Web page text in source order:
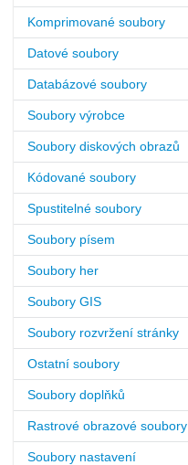
Komprimované soubory
Datové soubory
Databázové soubory
Soubory výrobce
Soubory diskových obrazů
Kódované soubory
Spustitelné soubory
Soubory písem
Soubory her
Soubory GIS
Soubory rozvržení stránky
Ostatní soubory
Soubory doplňků
Rastrové obrazové soubory
Soubory nastavení